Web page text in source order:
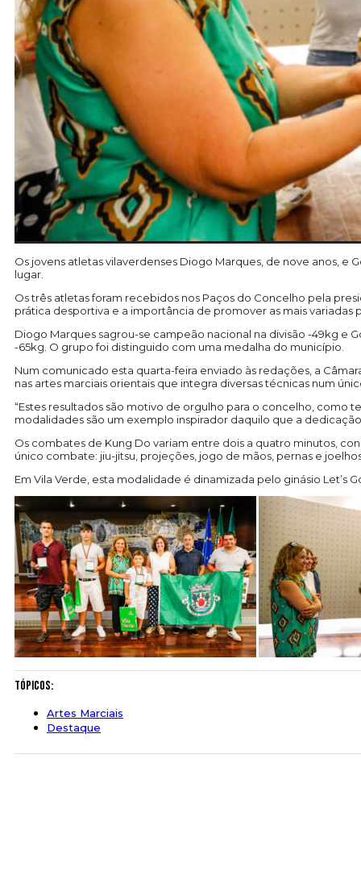
Os jovens atletas vilaverdenses Diogo Marques, de nove anos, e
lugar.
Os três atletas foram recebidos nos Paços do Concelho pela
prática desportiva e a importância de promover as mais
Diogo Marques sagrou-se campeão nacional na divisão -49kg e
-65kg. O grupo foi distinguido com uma medalha do município.
Num comunicado esta quarta-feira enviado às redações, a
nas artes marciais orientais que integra diversas técnicas num
“Estes resultados são motivo de orgulho para o concelho, como
modalidades são um exemplo inspirador daquilo que a
Os combates de Kung Do variam entre dois a quatro minutos,
único combate: jiu-jitsu, projeções, jogo de mãos, pernas e
Em Vila Verde, esta modalidade é dinamizada pelo ginásio Let’s
Tópicos:
Artes Marciais
Destaque